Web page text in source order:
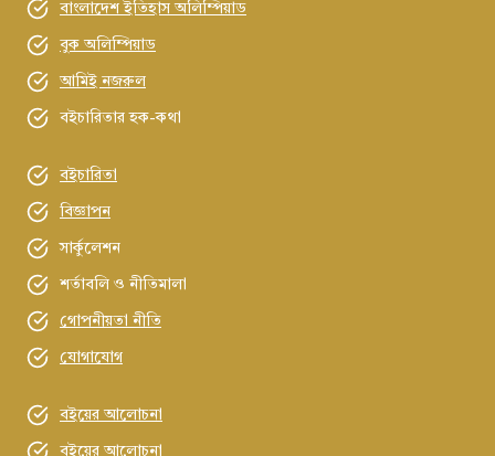
বাংলাদেশ ইতিহাস অলিম্পিয়াড
বুক অলিম্পিয়াড
আমিই নজরুল
বইচারিতার হক-কথা
বইচারিতা
বিজ্ঞাপন
সার্কুলেশন
শর্তাবলি ও নীতিমালা
গোপনীয়তা নীতি
যোগাযোগ
বইয়ের আলোচনা
বইয়ের আলোচনা